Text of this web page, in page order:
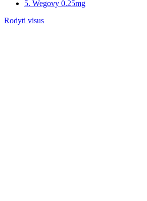
5. Wegovy 0.25mg
Rodyti visus